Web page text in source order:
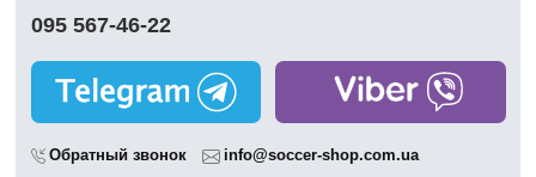
095 567-46-22
Обратный звонок
info@soccer-shop.com.ua